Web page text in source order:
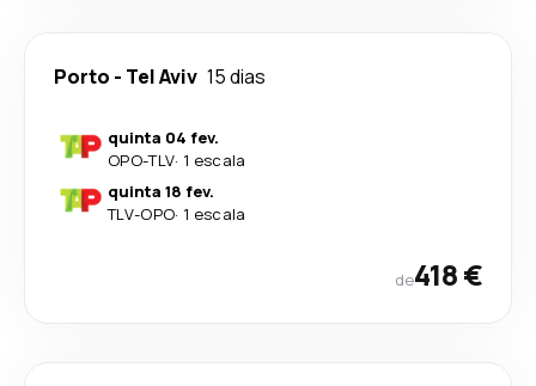
Porto - Tel Aviv 15 dias
quinta 04 fev.
OPO-TLV· 1 escala
quinta 18 fev.
TLV-OPO· 1 escala
de418 €